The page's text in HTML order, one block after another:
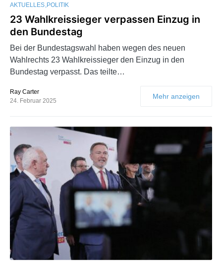
AKTUELLES POLITIK
23 Wahlkreissieger verpassen Einzug in
den Bundestag
Bei der Bundestagswahl haben wegen des neuen
Wahlrechts 23 Wahlkreissieger den Einzug in den
Bundestag verpasst. Das teilte…
Ray Carter
24. Februar 2025
Mehr anzeigen